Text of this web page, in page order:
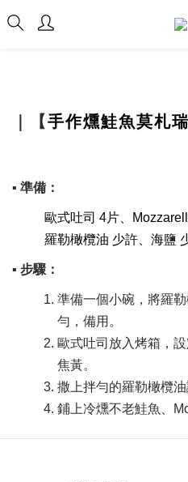
｜【 手作燻鮭魚莫札
▪ 準備：
歐式吐司 4片、
羅勒橄欖油 少許、海鹽
▪ 步驟：
準備一個小碗，將羅
勻，備用。
歐式吐司放入烤箱，
焦黃。
撒上拌勻的羅勒橄欖油
鋪上冷燻不老鮭魚、